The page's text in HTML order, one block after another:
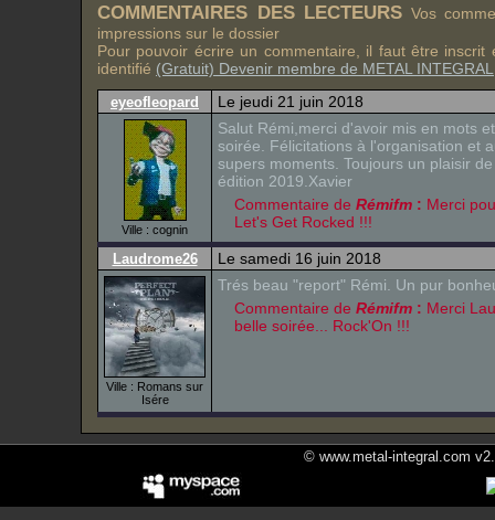
COMMENTAIRES DES LECTEURS Vos
impressions sur le dossier
Pour pouvoir écrire un commentaire, il faut être
identifié (Gratuit) Devenir membre de METAL INTEGRAL
eyeofleopard Le jeudi 21 juin 2018
Ville : cognin
Salut Rémi,merci d'avoir mis en mots
soirée. Félicitations à l'organisation et
supers moments. Toujours un plaisir
édition 2019.Xavier
Commentaire de Rémifm : Merci
Let's Get Rocked !!!
Laudrome26 Le samedi 16 juin 2018
Ville : Romans sur
Isére
Trés beau "report" Rémi. Un pur
Commentaire de Rémifm : Merci
belle soirée... Rock'On !!!
© www.metal-integral.com